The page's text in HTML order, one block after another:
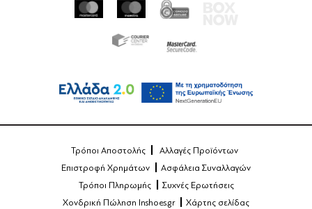
Τρόποι Αποστολής
Αλλαγές Προϊόντων
Επιστροφή Χρημάτων
Ασφάλεια Συναλλαγών
Τρόποι Πληρωμής
Συχνές Ερωτήσεις
Χονδρική Πώληση Inshoes.gr
Χάρτης σελίδας